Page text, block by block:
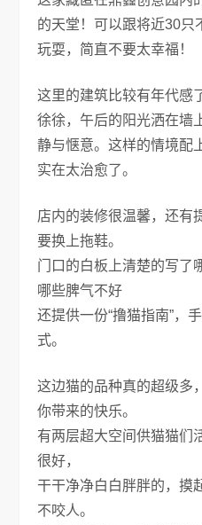
的天堂！可以跟将近30只
玩耍，简直不要太幸福！
这里的建筑比较有年代感
徐徐，午后的阳光洒在墙
静与惬意。这样的情境配
实在太治愈了。
店内的装修很温馨，还有
要换上拖鞋。
门口的白板上清楚的写了
哪些脾气不好
还提供一份“撸猫指南”，
式。
这边猫的品种真的超级多
你带来的快乐。
有两层超大空间供猫猫们
很好，
干干净净白白胖胖的，摸
不咬人。